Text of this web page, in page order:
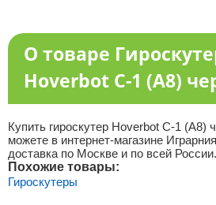
О товаре
Hoverbot C-1 (А8)
Купить гироскутер Hoverbot C-1 (А8)
можете в интернет-магазине
доставка по Москве и по всей России.
Похожие товары:
Гироскутеры